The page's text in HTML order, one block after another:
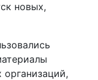
новых,